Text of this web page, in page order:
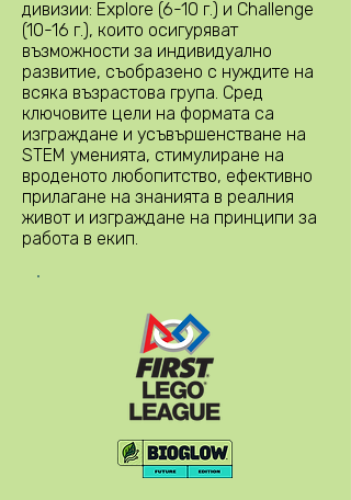
дивизии: Explore (6-10 г.) и Challenge
(10-16 г.), които осигуряват
възможности за индивидуално
развитие, съобразено с нуждите на
всяка възрастова група. Сред
ключовите цели на формата са
изграждане и усъвършенстване на
STEM уменията, стимулиране на
вроденото любопитство, ефективно
прилагане на знанията в реалния
живот и изграждане на принципи за
работа в екип.